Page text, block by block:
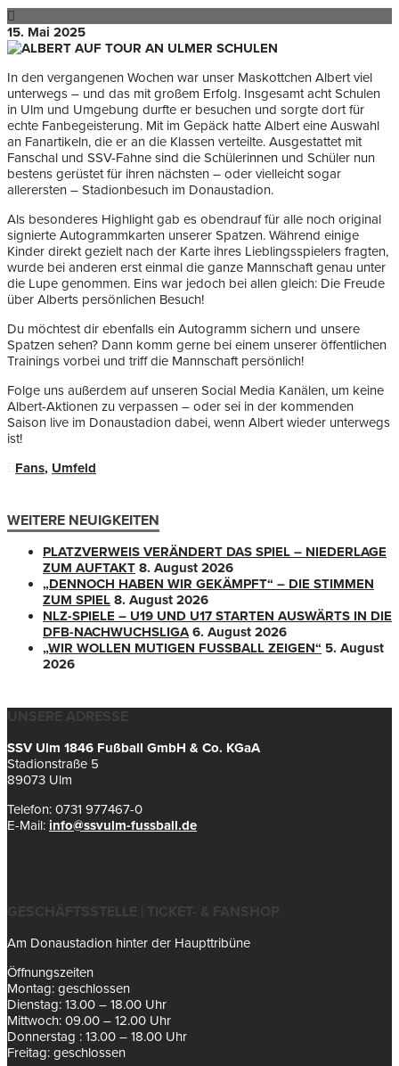
15. Mai 2025
In den vergangenen Wochen war unser Maskottchen Albert viel
unterwegs – und das mit großem Erfolg. Insgesamt acht Schulen
in Ulm und Umgebung durfte er besuchen und sorgte dort für
echte Fanbegeisterung. Mit im Gepäck hatte Albert eine Auswahl
an Fanartikeln, die er an die Klassen verteilte. Ausgestattet mit
Fanschal und SSV-Fahne sind die Schülerinnen und Schüler nun
bestens gerüstet für ihren nächsten – oder vielleicht sogar
allerersten – Stadionbesuch im Donaustadion.
Als besonderes Highlight gab es obendrauf für alle noch original
signierte Autogrammkarten unserer Spatzen. Während einige
Kinder direkt gezielt nach der Karte ihres Lieblingsspielers fragten,
wurde bei anderen erst einmal die ganze Mannschaft genau unter
die Lupe genommen. Eins war jedoch bei allen gleich: Die Freude
über Alberts persönlichen Besuch!
Du möchtest dir ebenfalls ein Autogramm sichern und unsere
Spatzen sehen? Dann komm gerne bei einem unserer öffentlichen
Trainings vorbei und triff die Mannschaft persönlich!
Folge uns außerdem auf unseren Social Media Kanälen, um keine
Albert-Aktionen zu verpassen – oder sei in der kommenden
Saison live im Donaustadion dabei, wenn Albert wieder unterwegs
ist!
Fans, Umfeld
WEITERE NEUIGKEITEN
PLATZVERWEIS VERÄNDERT DAS SPIEL – NIEDERLAGE
ZUM AUFTAKT 8. August 2026
„DENNOCH HABEN WIR GEKÄMPFT“ – DIE STIMMEN
ZUM SPIEL 8. August 2026
NLZ-SPIELE – U19 UND U17 STARTEN AUSWÄRTS IN DIE
DFB-NACHWUCHSLIGA 6. August 2026
„WIR WOLLEN MUTIGEN FUSSBALL ZEIGEN“
5. August
2026
UNSERE ADRESSE
SSV Ulm 1846 Fußball GmbH & Co. KGaA
Stadionstraße 5
89073 Ulm
Telefon: 0731 977467-0
E-Mail: info@ssvulm-fussball.de
GESCHÄFTSSTELLE | TICKET- & FANSHOP
Am Donaustadion hinter der Haupttribüne
Öffnungszeiten
Montag: geschlossen
Dienstag: 13.00 – 18.00 Uhr
Mittwoch: 09.00 – 12.00 Uhr
Donnerstag : 13.00 – 18.00 Uhr
Freitag: geschlossen